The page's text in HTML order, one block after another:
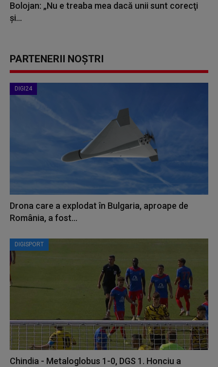
Bolojan: „Nu e treaba mea dacă unii sunt corecţi
şi...
PARTENERII NOȘTRI
DIGI24
Drona care a explodat în Bulgaria, aproape de
România, a fost...
DIGISPORT
Chindia - Metaloglobus 1-0, DGS 1. Honciu a